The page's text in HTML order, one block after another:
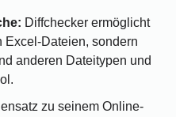
Diffchecker ermöglicht
Excel-Dateien, sondern
anderen Dateitypen und
zu seinem Online-